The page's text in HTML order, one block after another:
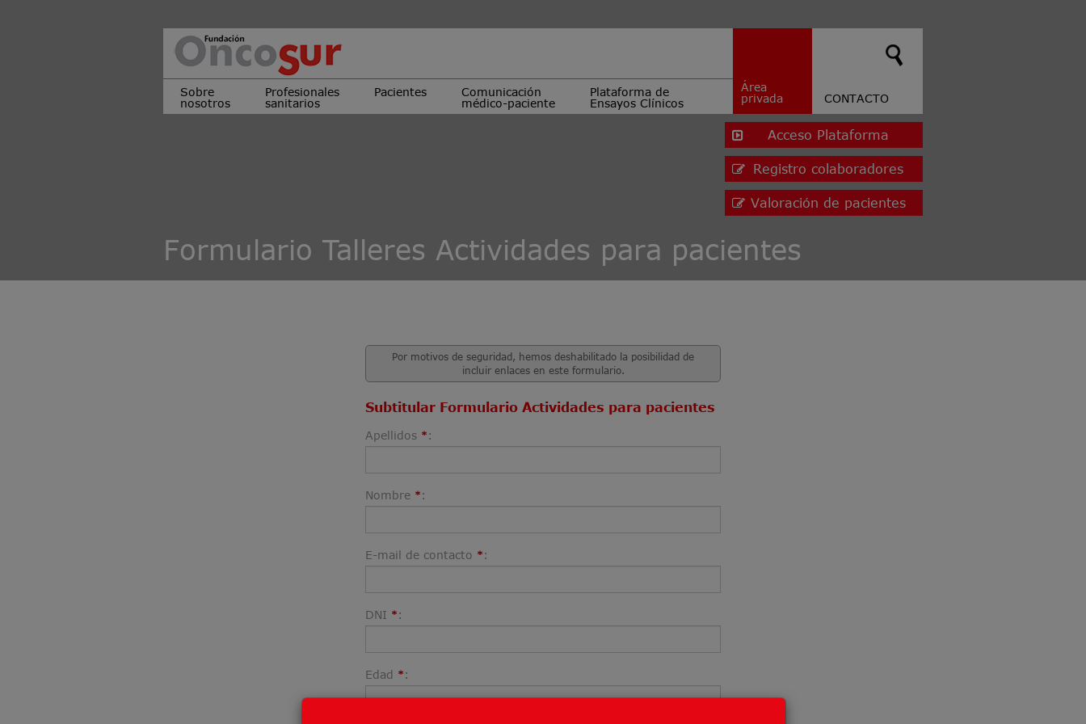
Sobre
nosotros
Profesionales
sanitarios
Pacientes
Comunicación
médico-paciente
Plataforma de
Ensayos Clínicos
Área
privada
CONTACTO
Acceso Plataforma
Registro colaboradores
Valoración de pacientes
Formulario Talleres Actividades para pacientes
Por motivos de seguridad, hemos deshabilitado la posibilidad de
incluir enlaces en este formulario.
Subtitular Formulario Actividades para pacientes
Apellidos * :
Nombre * :
E-mail de contacto * :
DNI * :
Edad * :